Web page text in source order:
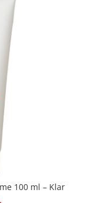
100 ml – Klar